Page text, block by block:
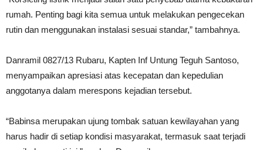
rumah. Penting bagi kita semua untuk melakukan pengecekan
rutin dan menggunakan instalasi sesuai standar,” tambahnya.
Danramil 0827/13 Rubaru, Kapten Inf Untung Teguh Santoso,
menyampaikan apresiasi atas kecepatan dan kepedulian
anggotanya dalam merespons kejadian tersebut.
“Babinsa merupakan ujung tombak satuan kewilayahan yang
harus hadir di setiap kondisi masyarakat, termasuk saat terjadi